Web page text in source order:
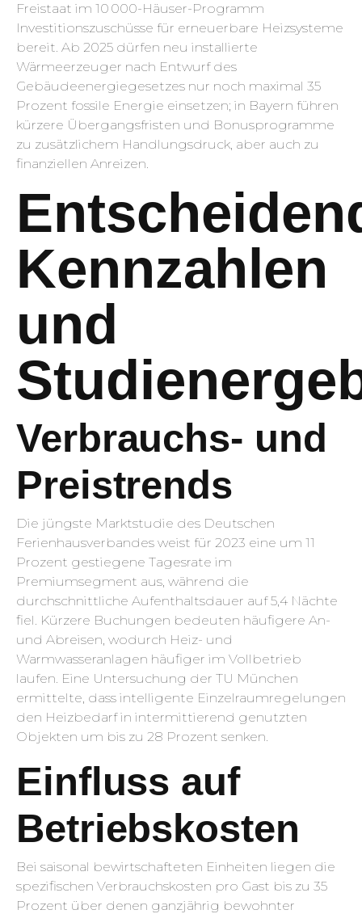
Freistaat im 10 000-Häuser-Programm
Investitionszuschüsse für erneuerbare Heizsysteme
bereit. Ab 2025 dürfen neu installierte
Wärmeerzeuger nach Entwurf des
Gebäudeenergiegesetzes nur noch maximal 35
Prozent fossile Energie einsetzen; in Bayern führen
kürzere Übergangsfristen und Bonusprogramme
zu zusätzlichem Handlungsdruck, aber auch zu
finanziellen Anreizen.
Kennzahlen
und
Verbrauchs- und
Preistrends
Die jüngste Marktstudie des Deutschen
Ferienhausverbandes weist für 2023 eine um 11
Prozent gestiegene Tagesrate im
Premiumsegment aus, während die
durchschnittliche Aufenthaltsdauer auf 5,4 Nächte
fiel. Kürzere Buchungen bedeuten häufigere An-
und Abreisen, wodurch Heiz- und
Warmwasseranlagen häufiger im Vollbetrieb
laufen. Eine Untersuchung der TU München
ermittelte, dass intelligente Einzelraumregelungen
den Heizbedarf in intermittierend genutzten
Objekten um bis zu 28 Prozent senken.
Einfluss auf
Betriebskosten
Bei saisonal bewirtschafteten Einheiten liegen die
spezifischen Verbrauchskosten pro Gast bis zu 35
Prozent über denen ganzjährig bewohnter